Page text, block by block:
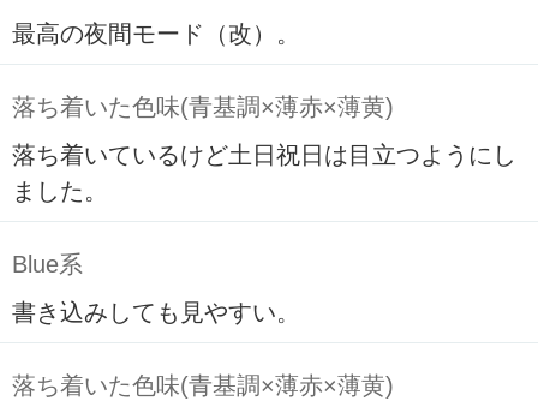
最高の夜間モード（改）。
落ち着いた色味(青基調×薄赤×薄黄)
落ち着いているけど土日祝日は目立つようにし
ました。
Blue系
書き込みしても見やすい。
落ち着いた色味(青基調×薄赤×薄黄)